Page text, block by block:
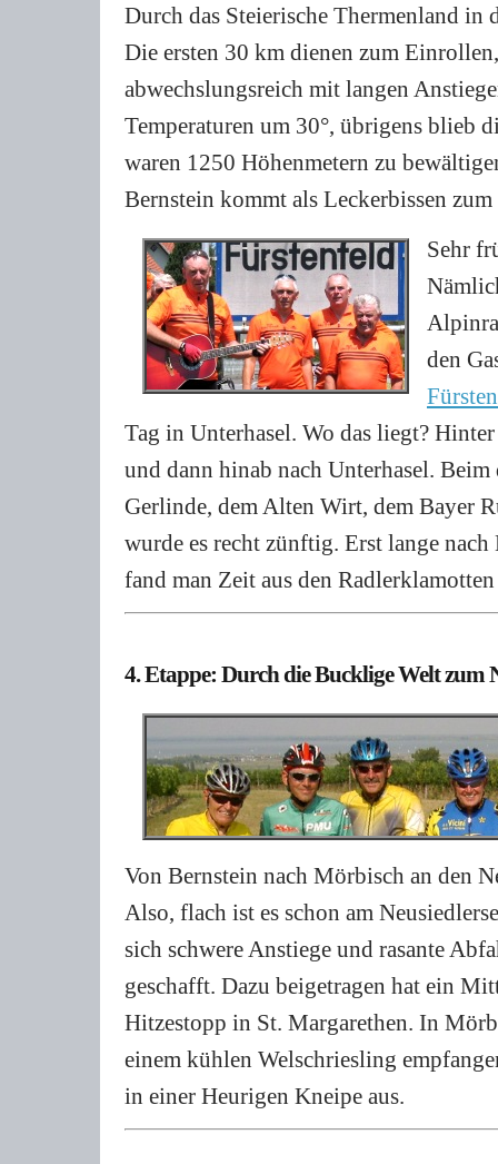
Durch das Steierische Thermenland in
Die ersten 30 km dienen zum
abwechslungsreich mit langen
Temperaturen um 30°, übrigens blieb
waren 1250 Höhenmetern zu
Bernstein kommt als Leckerbissen
Sehr
den
Tag in Unterhasel. Wo das liegt?
und dann hinab nach Unterhasel.
Gerlinde, dem Alten Wirt, dem Bayer
wurde es recht zünftig. Erst lange
fand man Zeit aus den
4. Etappe: Durch die Bucklige Welt zum
Von Bernstein nach Mörbisch an den
Also, flach ist es schon am
sich schwere Anstiege und rasante
geschafft. Dazu beigetragen hat ein
Hitzestopp in St. Margarethen. In
einem kühlen Welschriesling
in einer Heurigen Kneipe aus.